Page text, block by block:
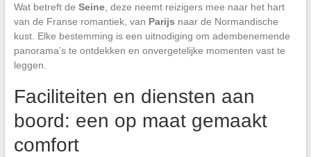
Wat betreft de Seine, deze neemt reizigers mee naar het hart
van de Franse romantiek, van Parijs naar de Normandische
kust. Elke bestemming is een uitnodiging om adembenemende
panorama’s te ontdekken en onvergetelijke momenten vast te
leggen.
Faciliteiten en diensten aan
boord: een op maat gemaakt
comfort